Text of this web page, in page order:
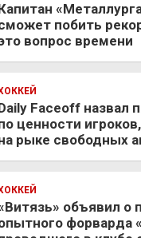
побить
вопрос времени
Faceoff назвал
ценности
рыке свободных
объявил о
форварда